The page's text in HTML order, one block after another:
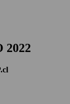
2022